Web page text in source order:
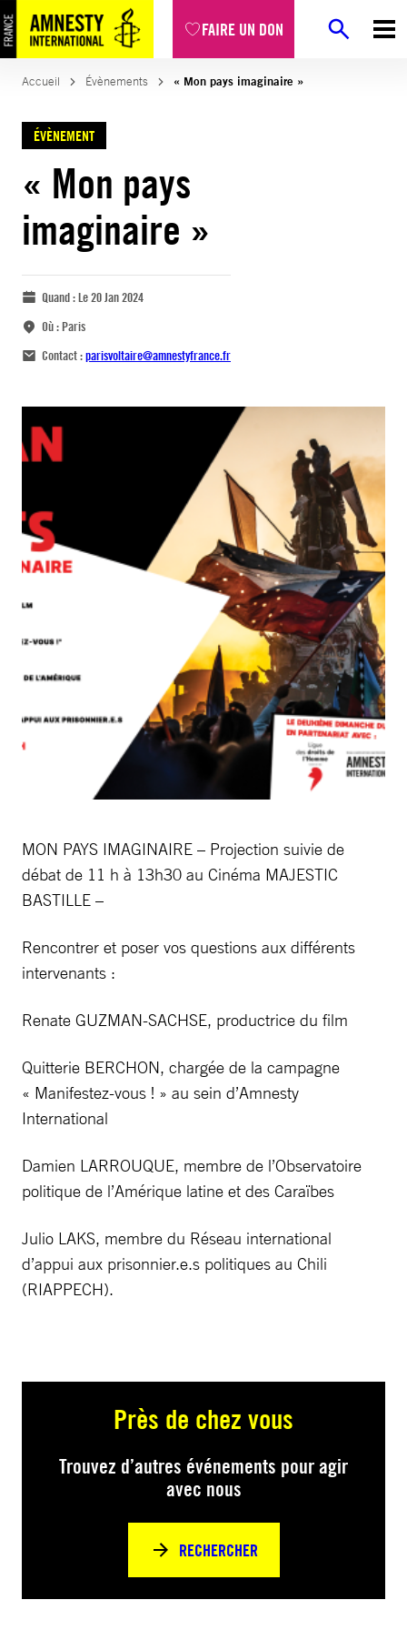
FAIRE UN DON
Accueil Évènements « Mon pays imaginaire »
ÉVÈNEMENT
« Mon pays
imaginaire »
Quand :Le 20 Jan 2024
Où :Paris
Contact :parisvoltaire@amnestyfrance.fr
MON PAYS IMAGINAIRE – Projection suivie de
débat de 11 h à 13h30 au Cinéma MAJESTIC
BASTILLE –
Rencontrer et poser vos questions aux différents
intervenants :
Renate GUZMAN-SACHSE, productrice du film
Quitterie BERCHON, chargée de la campagne
« Manifestez-vous ! » au sein d’Amnesty
International
Damien LARROUQUE, membre de l’Observatoire
politique de l’Amérique latine et des Caraïbes
Julio LAKS, membre du Réseau international
d’appui aux prisonnier.e.s politiques au Chili
(RIAPPECH).
Près de chez vous
Trouvez d’autres événements pour agir
avec nous
RECHERCHER